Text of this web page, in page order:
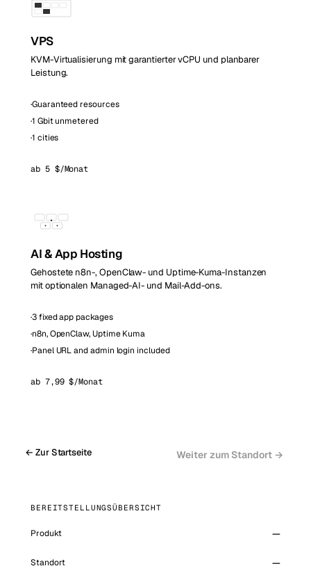
VPS
KVM-Virtualisierung mit garantierter vCPU und planbarer
Leistung.
·Guaranteed resources
·1 Gbit unmetered
·1 cities
ab 5 $/Monat
AI & App Hosting
Gehostete n8n-, OpenClaw- und Uptime-Kuma-Instanzen
mit optionalen Managed-AI- und Mail-Add-ons.
·3 fixed app packages
·n8n, OpenClaw, Uptime Kuma
·Panel URL and admin login included
ab 7,99 $/Monat
← Zur Startseite Weiter zum Standort →
BEREITSTELLUNGSÜBERSICHT
Produkt —
Standort —